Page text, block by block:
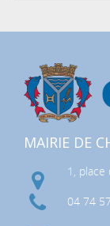
MAIRIE DE
1, place
04 74